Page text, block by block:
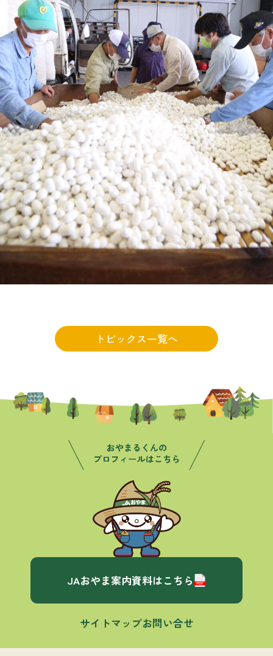
トピックス一覧へ
JAおやま案内資料はこちら
サイトマップお問い合せ